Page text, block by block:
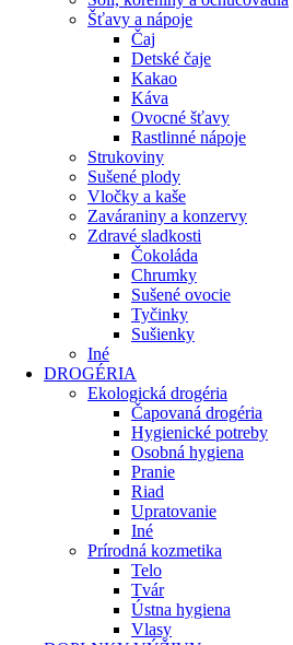
Šťavy a nápoje
Čaj
Detské čaje
Kakao
Káva
Ovocné šťavy
Rastlinné nápoje
Strukoviny
Sušené plody
Vločky a kaše
Zaváraniny a konzervy
Zdravé sladkosti
Čokoláda
Chrumky
Sušené ovocie
Tyčinky
Sušienky
Iné
DROGÉRIA
Ekologická drogéria
Čapovaná drogéria
Hygienické potreby
Osobná hygiena
Pranie
Riad
Upratovanie
Iné
Prírodná kozmetika
Telo
Tvár
Ústna hygiena
Vlasy